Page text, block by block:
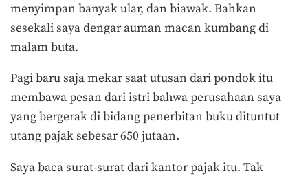
menyimpan banyak ular, dan biawak. Bahkan
sesekali saya dengar auman macan kumbang di
malam buta.
Pagi baru saja mekar saat utusan dari pondok itu
membawa pesan dari istri bahwa perusahaan saya
yang bergerak di bidang penerbitan buku dituntut
utang pajak sebesar 650 jutaan.
Saya baca surat-surat dari kantor pajak itu. Tak